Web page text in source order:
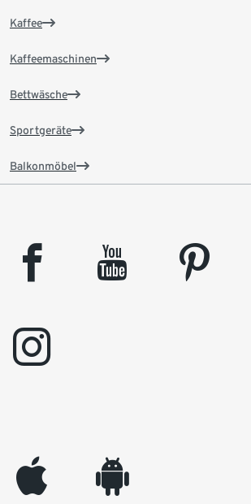
Kaffee
Kaffeemaschinen
Bettwäsche
Sportgeräte
Balkonmöbel
facebook youtube pinterest
instagram
appleinc android